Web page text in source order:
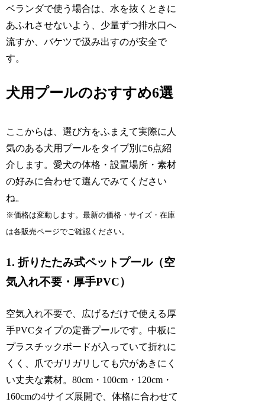
ベランダで使う場合は、水を抜くときに
あふれさせないよう、少量ずつ排水口へ
流すか、バケツで汲み出すのが安全で
す。
犬用プールのおすすめ6選
ここからは、選び方をふまえて実際に人
気のある犬用プールをタイプ別に6点紹
介します。愛犬の体格・設置場所・素材
の好みに合わせて選んでみてください
ね。
※価格は変動します。最新の価格・サイズ・在庫
は各販売ページでご確認ください。
1. 折りたたみ式ペットプール（空
気入れ不要・厚手PVC）
空気入れ不要で、広げるだけで使える厚
手PVCタイプの定番プールです。中板に
プラスチックボードが入っていて折れに
くく、爪でガリガリしても穴があきにく
い丈夫な素材。80cm・100cm・120cm・
160cmの4サイズ展開で、体格に合わせて